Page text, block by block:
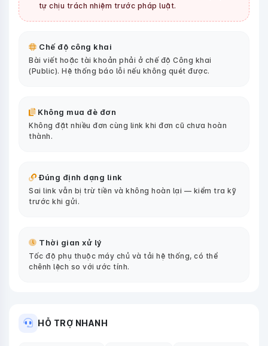
tự chịu trách nhiệm trước pháp luật.
Chế độ công khai
Bài viết hoặc tài khoản phải ở chế độ Công khai
(Public). Hệ thống báo lỗi nếu không quét được.
Không mua đè đơn
Không đặt nhiều đơn cùng link khi đơn cũ chưa hoàn
thành.
Đúng định dạng link
Sai link vẫn bị trừ tiền và không hoàn lại — kiểm tra kỹ
trước khi gửi.
Thời gian xử lý
Tốc độ phụ thuộc máy chủ và tải hệ thống, có thể
chênh lệch so với ước tính.
HỖ TRỢ NHANH